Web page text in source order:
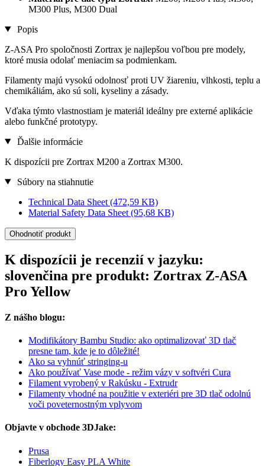
M300 Plus, M300 Dual
Popis
Z-ASA Pro spoločnosti Zortrax je najlepšou voľbou pre modely,
ktoré musia odolať meniacim sa podmienkam.
Filamenty majú vysokú odolnosť proti UV žiareniu, vlhkosti, teplu a
chemikáliám, ako sú soli, kyseliny a zásady.
Vďaka týmto vlastnostiam je materiál ideálny pre externé aplikácie
alebo funkčné prototypy.
Ďalšie informácie
K dispozícii pre Zortrax M200 a Zortrax M300.
Súbory na stiahnutie
Technical Data Sheet (472,59 KB)
Material Safety Data Sheet (95,68 KB)
Ohodnotiť produkt
K dispozícii je recenzií v jazyku:
slovenčina pre produkt: Zortrax Z-ASA
Pro Yellow
Z nášho blogu:
Modifikátory Bambu Studio: ako optimalizovať 3D tlač
presne tam, kde je to dôležité!
Ako sa vyhnúť stringing-u
Ako používať Vase mode - režim vázy v softvéri Cura
Filament vyrobený v Rakúsku - Extrudr
Filamenty vhodné na použitie v exteriéri pre 3D tlač odolnú
voči poveternostným vplyvom
Objavte v obchode 3DJake:
Prusa
Fiberlogy Easy PLA White